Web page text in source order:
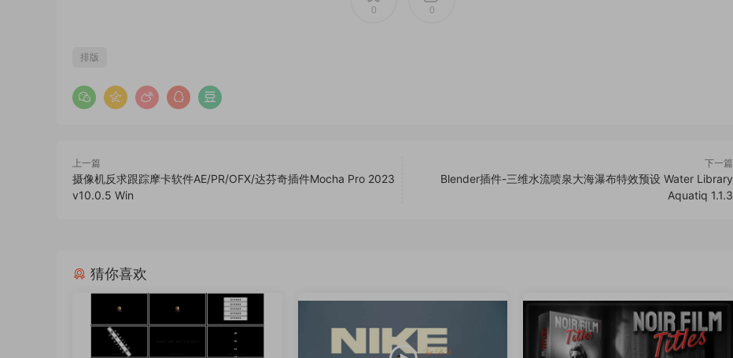
0 0
排版
上一篇
摄像机反求跟踪摩卡软件AE/PR/OFX/达芬奇插件Mocha Pro 2023
v10.0.5 Win
下一篇
Blender插件-三维水流喷泉大海瀑布特效预设 Water Library
Aquatiq 1.1.3
猜你喜欢